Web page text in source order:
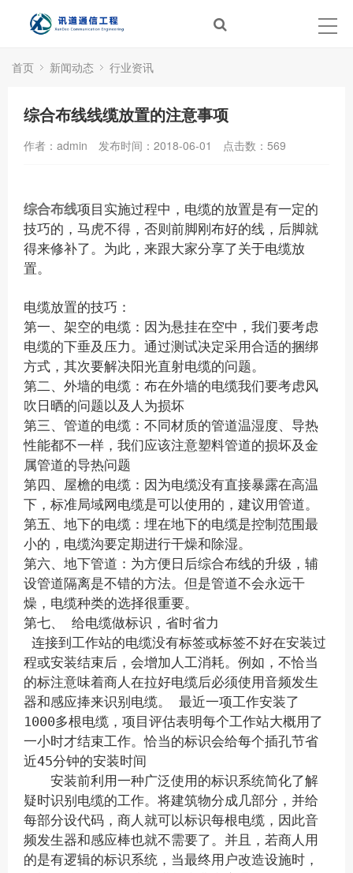
首页 新闻动态 行业资讯
综合布线线缆放置的注意事项
作者：admin 发布时间：2018-06-01 点击数： 569
综合布线项目实施过程中，电缆的放置是有一定的
技巧的，马虎不得，否则前脚刚布好的线，后脚就
得来修补了。为此，来跟大家分享了关于电缆放
置。
电缆放置的技巧：
第一、架空的电缆：因为悬挂在空中，我们要考虑
电缆的下垂及压力。通过测试决定采用合适的捆绑
方式，其次要解决阳光直射电缆的问题。
第二、外墙的电缆：布在外墙的电缆我们要考虑风
吹日晒的问题以及人为损坏
第三、管道的电缆：不同材质的管道温湿度、导热
性能都不一样，我们应该注意塑料管道的损坏及金
属管道的导热问题
第四、屋檐的电缆：因为电缆没有直接暴露在高温
下，标准局域网电缆是可以使用的，建议用管道。
第五、地下的电缆：埋在地下的电缆是控制范围最
小的，电缆沟要定期进行干燥和除湿。
第六、地下管道：为方便日后综合布线的升级，辅
设管道隔离是不错的方法。但是管道不会永远干
燥，电缆种类的选择很重要。
第七、 给电缆做标识，省时省力
连接到工作站的电缆没有标签或标签不好在安装过
程或安装结束后，会增加人工消耗。例如，不恰当
的标注意味着商人在拉好电缆后必须使用音频发生
器和感应捧来识别电缆。 最近一项工作安装了
1000多根电缆，项目评估表明每个工作站大概用了
一小时才结束工作。恰当的标识会给每个插孔节省
近45分钟的安装时间
安装前利用一种广泛使用的标识系统简化了解
疑时识别电缆的工作。将建筑物分成几部分，并给
每部分设代码，商人就可以标识每根电缆，因此音
频发生器和感应棒也就不需要了。并且，若商人用
的是有逻辑的标识系统，当最终用户改造设施时，